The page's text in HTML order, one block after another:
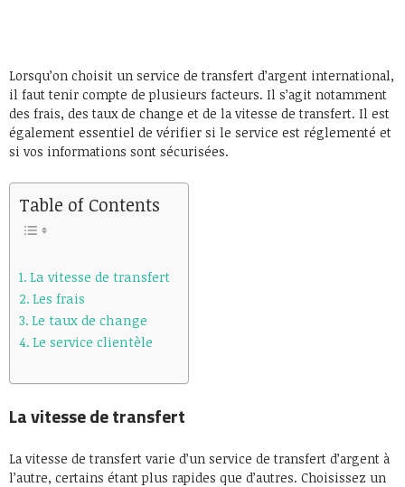
Lorsqu’on choisit un service de transfert d’argent international,
il faut tenir compte de plusieurs facteurs. Il s’agit notamment
des frais, des taux de change et de la vitesse de transfert. Il est
également essentiel de vérifier si le service est réglementé et
si vos informations sont sécurisées.
Table of Contents
La vitesse de transfert
Les frais
Le taux de change
Le service clientèle
La vitesse de transfert
La vitesse de transfert varie d’un service de transfert d’argent à
l’autre, certains étant plus rapides que d’autres. Choisissez un